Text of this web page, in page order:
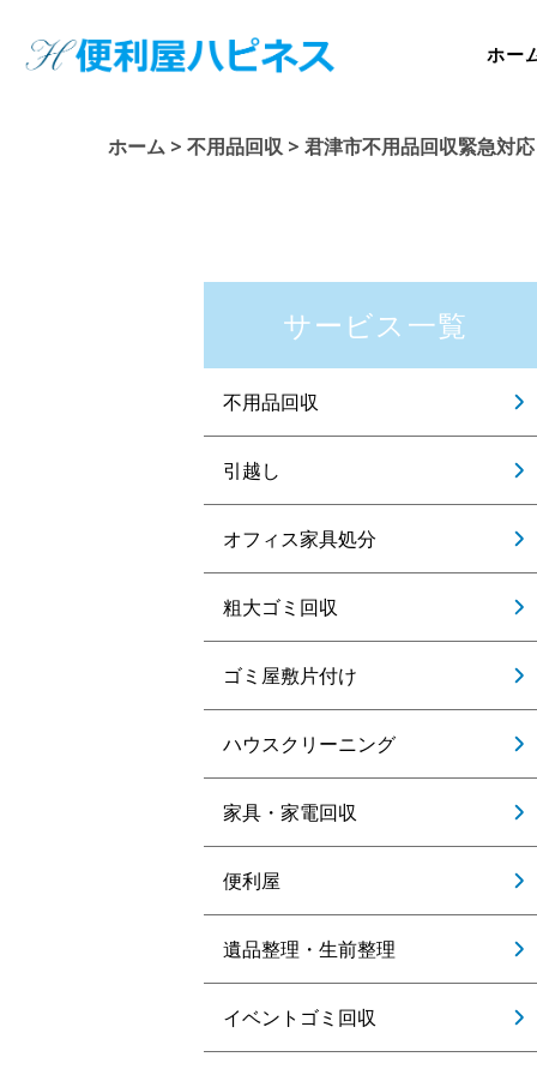
ホー
ホーム > 不用品回収 > 君津市不用品回収緊急対
サービス一覧
不用品回収
引越し
オフィス家具処分
粗大ゴミ回収
ゴミ屋敷片付け
ハウスクリーニング
家具・家電回収
便利屋
遺品整理・生前整理
イベントゴミ回収